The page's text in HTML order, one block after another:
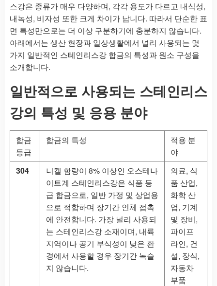
스강은 종류가 매우 다양하며, 각각 용도가 다르고 내식성,
내녹성, 비자성 또한 크게 차이가 납니다. 따라서 단순한 표
면 특성만으로는 더 이상 구분하기에 충분하지 않습니다.
아래에서는 생산 현장과 일상생활에서 널리 사용되는 몇
가지 일반적인 스테인리스강 합금의 특성과 원소 구성을
소개합니다.
일반적으로 사용되는 스테인리스
강의 특성 및 응용 분야
합금
등급
합금의 특성
적용 분
야
304
니켈 함량이 8% 이상인 오스테나
이트계 스테인리스강은 식품 등
급 합금으로, 일반 가정 및 상업용
으로 적합하며 장기간 인체 접촉
에 안전합니다. 가장 널리 사용되
는 스테인리스강 소재이며, 내륙
지역이나 공기 부식성이 낮은 환
경에서 사용할 경우 장기간 녹슬
지 않습니다.
의료, 식
품 산업,
화학 산
업, 기계
및 장비,
파이프
라인, 건
설, 장식,
자동차
부품